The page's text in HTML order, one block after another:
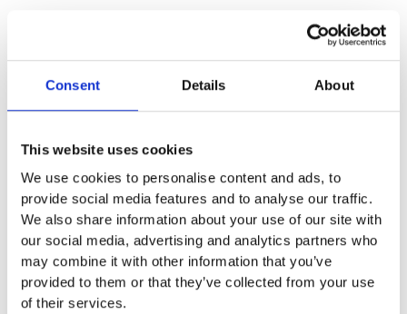
Consent Details About
This website uses cookies
We use cookies to personalise content and ads, to
provide social media features and to analyse our traffic.
We also share information about your use of our site with
our social media, advertising and analytics partners who
may combine it with other information that you’ve
provided to them or that they’ve collected from your use
of their services.
1,16 x 0,12 x 1.2 m
Material
Garantivillkor
Produktens utseende kan avvika mot de bilder som visas
på hemsidan.